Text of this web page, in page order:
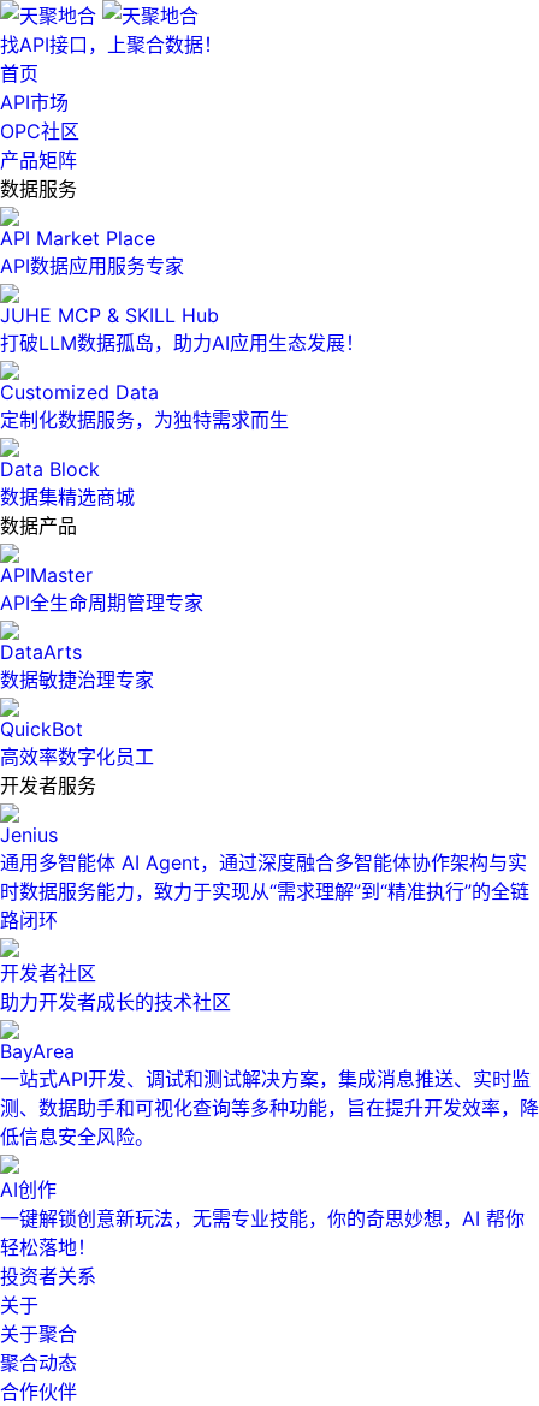
找API接口，上聚合数据！
首页
API市场
OPC社区
产品矩阵
数据服务
API Market Place
API数据应用服务专家
JUHE MCP & SKILL Hub
打破LLM数据孤岛，助力AI应用生态发展！
Customized Data
定制化数据服务，为独特需求而生
Data Block
数据集精选商城
数据产品
APIMaster
API全生命周期管理专家
DataArts
数据敏捷治理专家
QuickBot
高效率数字化员工
开发者服务
Jenius
通用多智能体 AI Agent，通过深度融合多智能体协作架构与实
时数据服务能力，致力于实现从“需求理解”到“精准执行”的全链
路闭环
开发者社区
助力开发者成长的技术社区
BayArea
一站式API开发、调试和测试解决方案，集成消息推送、实时监
测、数据助手和可视化查询等多种功能，旨在提升开发效率，降
低信息安全风险。
AI创作
一键解锁创意新玩法，无需专业技能，你的奇思妙想，AI 帮你
轻松落地！
投资者关系
关于
关于聚合
聚合动态
合作伙伴